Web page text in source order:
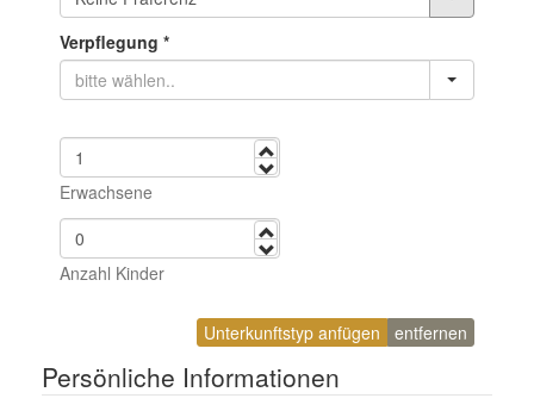
Verpflegung *
mehr
weniger
Erwachsene
mehr
weniger
Anzahl Kinder
Unterkunftstyp anfügen entfernen
Persönliche Informationen